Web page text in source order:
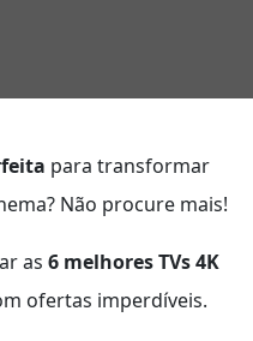
para transformar
Não procure mais!
as 6 melhores TVs 4K
ofertas imperdíveis.